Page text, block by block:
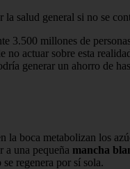
salud general si no se
millones de
actuar sobre esta
generar un ahorro de
boca metabolizan los
a una pequeña mancha
regenera por sí sola.